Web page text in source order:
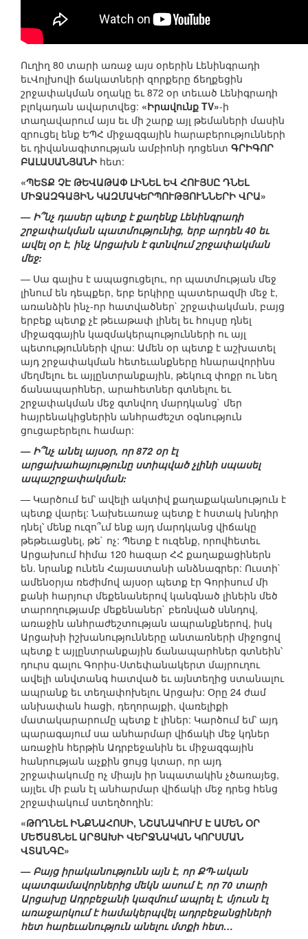
Ուղիղ 80 տարի առաջ այս օրերին Լենինգրադի
եւՎոլխովի ճակատների զորքերը ճեղքեցին
շրջափակման օղակը եւ 872 օր տեւած Լենիգրադի
բլոկադան ավարտվեց: «Իրավունք TV»-ի
տաղավարում այս եւ մի շարք այլ թեմաների մասին
զրուցել ենք ԵՊՀ միջազգային հարաբերությունների
եւ դիվանագիտության ամբիոնի դոցենտ ԳՐԻԳՈՐ
ԲԱԼԱՍԱՆՅԱՆԻ հետ:
«ՊԵՏՔ ՉԷ ԹԵՎԱԹԱՓ ԼԻՆԵԼ ԵՎ ՀՈՒՅՍԸ ԴՆԵԼ
ՄԻՋԱԶԳԱՅԻՆ ԿԱԶՄԱԿԵՐՊՈՒԹՅՈՒՆՆԵՐԻ ՎՐԱ»
— Ի՞նչ դասեր պետք է քաղենք Լենինգրադի
շրջափակման պատմությունից, երբ արդեն 40 եւ
ավել օր է, ինչ Արցախն է գտնվում շրջափակման
մեջ:
— Սա գալիս է ապացուցելու, որ պատմության մեջ
լինում են դեպքեր, երբ երկիրը պատերազմի մեջ է,
առանձին ինչ-որ հատվածներ` շրջափակման, բայց
երբեք պետք չէ թեւաթափ լինել եւ հույսը դնել
միջազգային կազմակերպությունների ու այլ
պետությունների վրա: Ամեն օր պետք է աշխատել
այդ շրջափակման հետեւանքները հնարավորինս
մեղմելու եւ այլընտրանքային, թեկուզ փոքր ու նեղ
ճանապարհներ, արահետներ գտնելու եւ
շրջափակման մեջ գտնվող մարդկանց` մեր
հայրենակիցներին անհրաժեշտ օգնություն
ցուցաբերելու համար:
— Ի՞նչ անել այսօր, որ 872 օր էլ
արցախահայությունը ստիպված չլինի սպասել
ապաշրջափակման:
— Կարծում եմ՝ ավելի ակտիվ քաղաքականություն է
պետք վարել: Նախեւառաջ պետք է հստակ խնդիր
դնել՝ մենք ուզո՞ւմ ենք այդ մարդկանց վիճակը
թեթեւացնել, թե` ոչ: Պետք է ուզենք, որովհետեւ
Արցախում հիմա 120 հազար ՀՀ քաղաքացիներն
են. նրանք ունեն Հայաստանի անձնագրեր: Ուստի`
ամենօրյա ռեժիմով այսօր պետք էր Գորիսում մի
քանի հարյուր մեքենաներով կանգնած լինեին մեծ
տարողությամբ մեքենաներ` բեռնված սննդով,
առաջին անհրաժեշտության ապրանքներով, իսկ
Արցախի իշխանությունները անտառների միջոցով
պետք է այլընտրանքային ճանապարհներ գտնեին՝
դուրս գալու Գորիս-Ստեփանակերտ մայրուղու
ավելի անվտանգ հատված եւ այնտեղից ստանալու
ապրանք եւ տեղափոխելու Արցախ: Օրը 24 ժամ
անխափան հացի, դեղորայքի, վառելիքի
մատակարարումը պետք է լիներ: Կարծում եմ՝ այդ
պարագայում սա անհարմար վիճակի մեջ կդներ
առաջին հերթին Ադրբեջանին եւ միջազգային
հանրության աչքին ցույց կտար, որ այդ
շրջափակումը ոչ միայն իր նպատակին չծառայեց,
այլեւ մի բան էլ անհարմար վիճակի մեջ դրեց հենց
շրջափակում ստեղծողին:
«ԹՈՂՆԵԼ ԻՆՔՆԱՀՈՍԻ, ՆՇԱՆԱԿՈՒՄ Է ԱՄԵՆ ՕՐ
ՄԵԾԱՑՆԵԼ ԱՐՑԱԽԻ ՎԵՐՋՆԱԿԱՆ ԿՈՐՍՄԱՆ
ՎՏԱՆԳԸ»
— Բայց իրականությունն այն է, որ ՔՊ-ական
պատգամավորներից մեկն ասում է, որ 70 տարի
Արցախը Ադրբեջանի կազմում ապրել է, մյուսն էլ
առաջարկում է համակերպվել ադրբեջանցիների
հետ հարեւանություն անելու մտքի հետ…